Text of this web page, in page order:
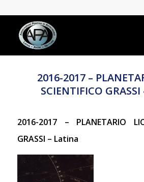
2016-2017 –
SCIENTIFICO
2016-2017 – PLANETARIO
GRASSI – Latina